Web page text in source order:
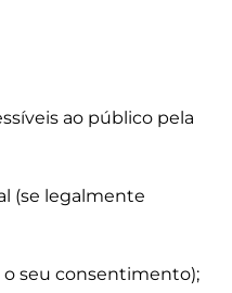
ao público pela
(se legalmente
o seu consentimento);